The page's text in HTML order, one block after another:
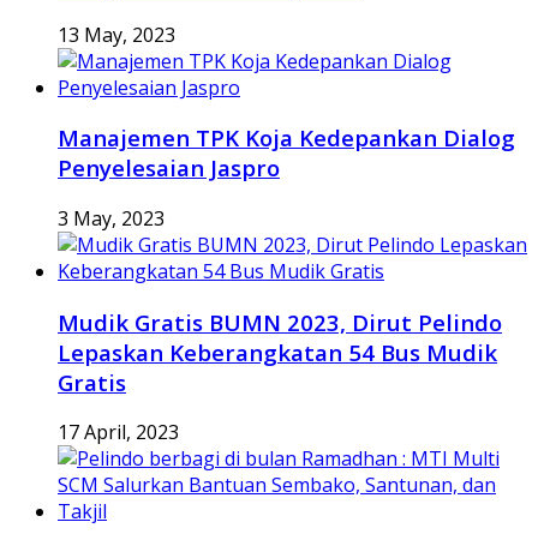
13 May, 2023
Manajemen TPK Koja Kedepankan Dialog
Penyelesaian Jaspro
3 May, 2023
Mudik Gratis BUMN 2023, Dirut Pelindo
Lepaskan Keberangkatan 54 Bus Mudik
Gratis
17 April, 2023